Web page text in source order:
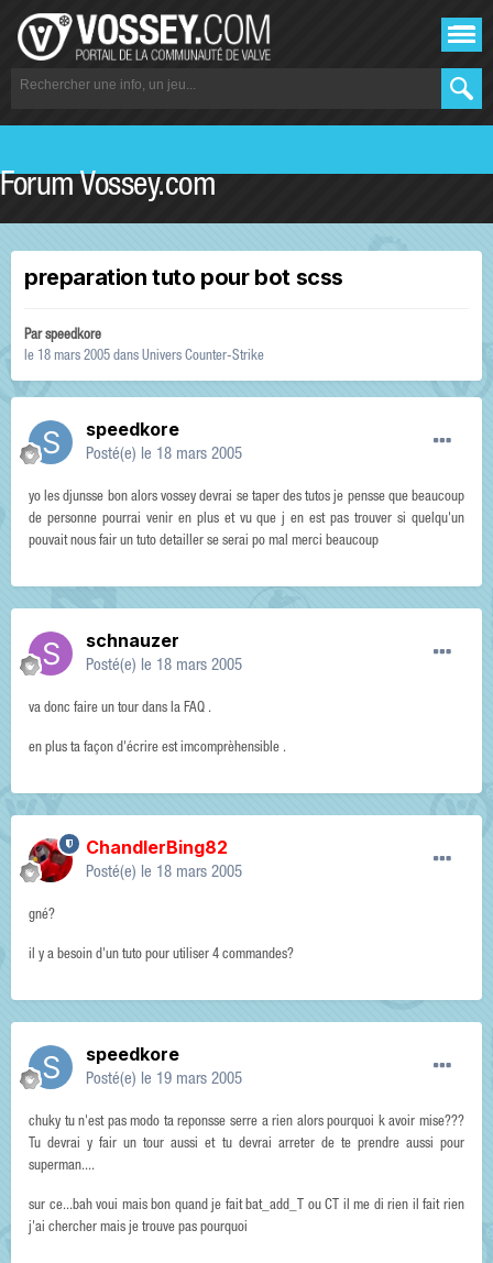
Forum Vossey.com
preparation tuto pour bot scss
Parspeedkore
le 18 mars 2005 dans Univers Counter-Strike
speedkore
Posté(e) le 18 mars 2005
yo les djunsse bon alors vossey devrai se taper des tutos je pensse que beaucoup
de personne pourrai venir en plus et vu que j en est pas trouver si quelqu'un
pouvait nous fair un tuto detailler se serai po mal merci beaucoup
schnauzer
Posté(e) le 18 mars 2005
va donc faire un tour dans la FAQ .
en plus ta façon d'écrire est imcomprèhensible .
ChandlerBing82
Posté(e) le 18 mars 2005
gné?
il y a besoin d'un tuto pour utiliser 4 commandes?
speedkore
Posté(e) le 19 mars 2005
chuky tu n'est pas modo ta reponsse serre a rien alors pourquoi k avoir mise???
Tu devrai y fair un tour aussi et tu devrai arreter de te prendre aussi pour
superman....
sur ce...bah voui mais bon quand je fait bat_add_T ou CT il me di rien il fait rien
j'ai chercher mais je trouve pas pourquoi